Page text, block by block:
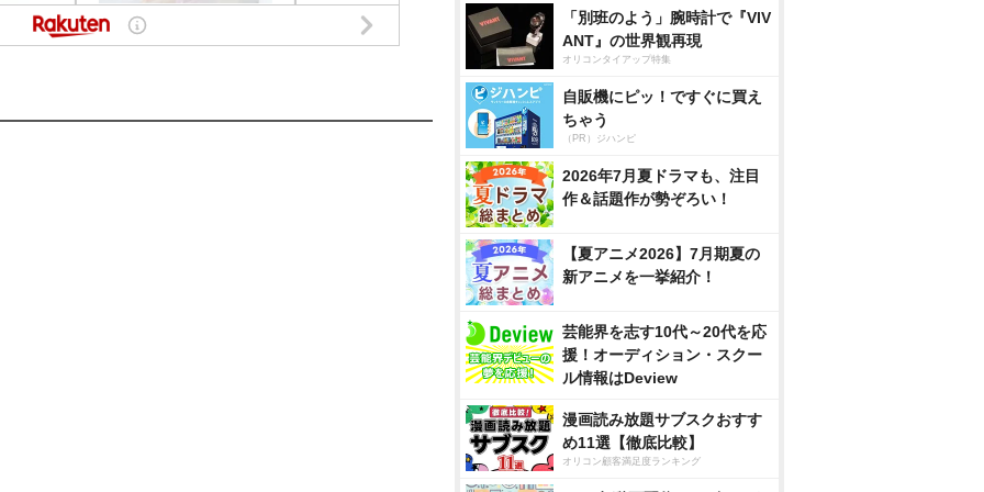
「別班のよう」腕時計で『VIV
ANT』の世界観再現
オリコンタイアップ特集
自販機にピッ！ですぐに買え
ちゃう
（PR）ジハンピ
2026年7月夏ドラマも、注目
作＆話題作が勢ぞろい！
【夏アニメ2026】7月期夏の
新アニメを一挙紹介！
芸能界を志す10代～20代を応
援！オーディション・スクー
ル情報はDeview
漫画読み放題サブスクおすす
め11選【徹底比較】
オリコン顧客満足度ランキング